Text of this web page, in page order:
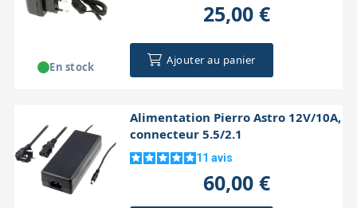
25,00 €
Ajouter au panier
En stock
Alimentation Pierro Astro 12V/10A,
connecteur 5.5/2.1
11 avis
60,00 €